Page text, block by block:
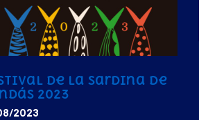
de la Sardina de
2023
2023